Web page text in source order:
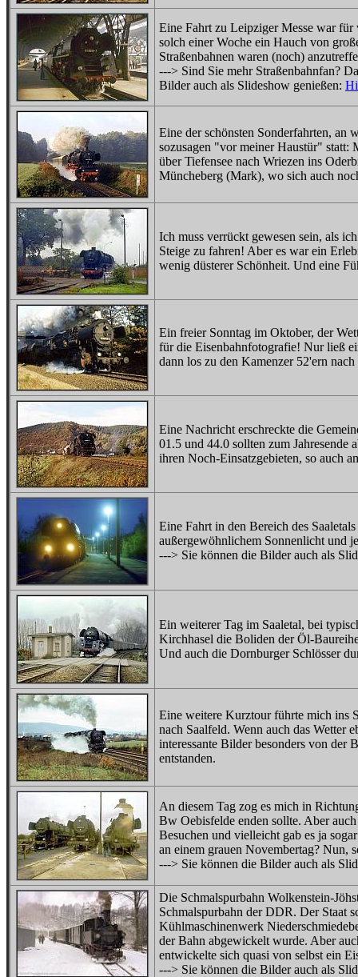
Eine Fahrt zu Leipziger Messe war
solch einer Woche ein Hauch von
Straßenbahnen waren (noch)
---> Sind Sie mehr Straßenbahnfan?
Bilder auch als Slideshow genießen:
Eine der schönsten Sonderfahrten, an
sozusagen "vor meiner Haustür"
über Tiefensee nach Wriezen ins
Müncheberg (Mark), wo sich auch
Ich muss verrückt gewesen sein, als
Steige zu fahren! Aber es war ein
wenig düsterer Schönheit. Und eine
Ein freier Sonntag im Oktober, der
für die Eisenbahnfotografie! Nur ließ
dann los zu den Kamenzer 52'ern
Eine Nachricht erschreckte die
01.5 und 44.0 sollten zum
ihren Noch-Einsatzgebieten, so auch
Eine Fahrt in den Bereich des
außergewöhnlichem Sonnenlicht und
---> Sie können die Bilder auch als
Ein weiterer Tag im Saaletal, bei
Kirchhasel die Boliden der Öl-
Und auch die Dornburger Schlösser
Eine weitere Kurztour führte mich ins
nach Saalfeld. Wenn auch das Wetter
interessante Bilder besonders von der
entstanden.
An diesem Tag zog es mich in
Bw Oebisfelde enden sollte. Aber
Besuchen und vielleicht gab es ja
an einem grauen Novembertag? Nun,
---> Sie können die Bilder auch als
Die Schmalspurbahn Wolkenstein-
Schmalspurbahn der DDR. Der Staat
Kühlmaschinenwerk
der Bahn abgewickelt wurde. Aber
entwickelte sich quasi von selbst ein
---> Sie können die Bilder auch als